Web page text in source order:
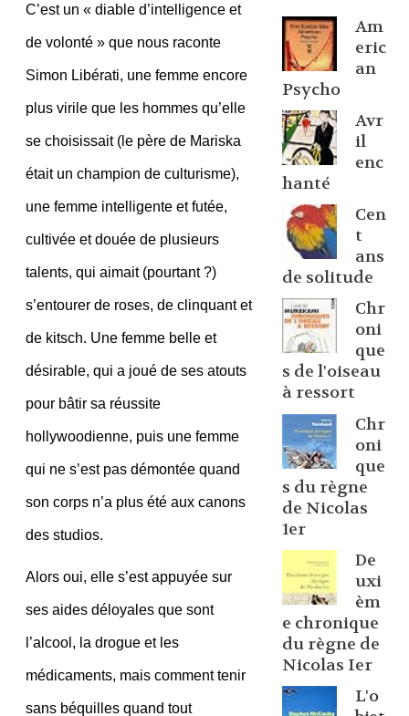
C’est un « diable d’intelligence et
de volonté » que nous raconte
Simon Libérati, une femme encore
plus virile que les hommes qu’elle
se choisissait (le père de Mariska
était un champion de culturisme),
une femme intelligente et futée,
cultivée et douée de plusieurs
talents, qui aimait (pourtant ?)
s’entourer de roses, de clinquant et
de kitsch. Une femme belle et
désirable, qui a joué de ses atouts
pour bâtir sa réussite
hollywoodienne, puis une femme
qui ne s’est pas démontée quand
son corps n’a plus été aux canons
des studios.
Alors oui, elle s’est appuyée sur
ses aides déloyales que sont
l’alcool, la drogue et les
médicaments, mais comment tenir
sans béquilles quand tout
Am
eric
an
Psycho
Avr
il
enc
hanté
Cen
t
ans
de solitude
Chr
oni
que
s de l'oiseau
à ressort
Chr
oni
que
s du règne
de Nicolas
1er
De
uxi
èm
e chronique
du règne de
Nicolas Ier
L'o